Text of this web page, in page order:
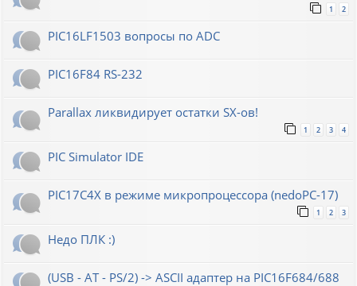
1 2
PIC16LF1503 вопросы по ADC
PIC16F84 RS-232
Parallax ликвидирует остатки SX-ов!
1 2 3 4
PIC Simulator IDE
PIC17C4X в режиме микропроцессора (nedoPC-17)
1 2 3
Недо ПЛК :)
(USB - AT - PS/2) -> ASCII адаптер на PIC16F684/688